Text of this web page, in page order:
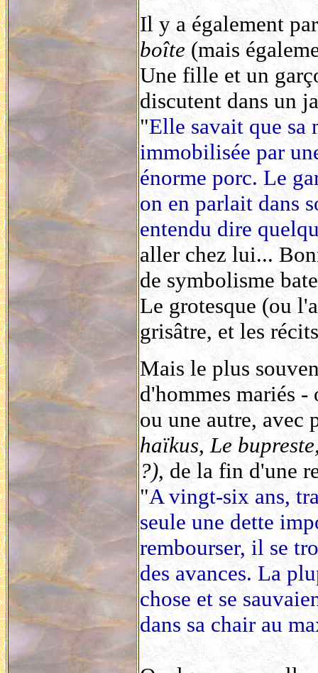
Il y a également
boîte (mais
Une fille et un
discutent dans un
"Elle savait que sa
immobilisée par
énorme porc. Le
on en parlait dans
entendu dire
aller chez lui...
de symbolisme
Le grotesque (ou
grisâtre, et les
Mais le plus
d'hommes mariés -
ou une autre, avec
haïkus,Le
?), de la fin d'une
"A vingt-six ans,
seule une dette
rembourser, il se
des avances. La
chose et se
dans sa chair au